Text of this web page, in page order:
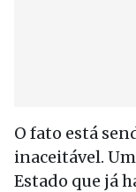
O fato está
inaceitável.
Estado que já